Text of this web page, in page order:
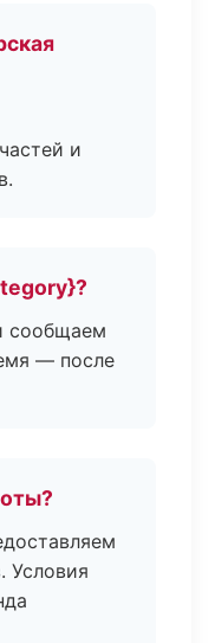
и
сообщаем
— после
Условия